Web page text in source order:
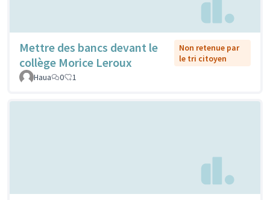
Mettre des bancs devant le
collège Morice Leroux
Non retenue par
le tri citoyen
Haua
0 1